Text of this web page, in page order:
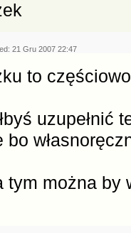
21 Gru 2007 22:47
to
uzupełnić
bo
tym można by